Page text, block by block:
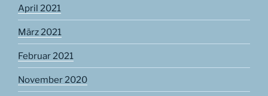
April 2021
März 2021
Februar 2021
November 2020